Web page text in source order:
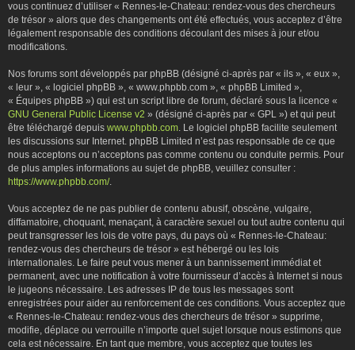
vous continuez d’utiliser « Rennes-le-Chateau: rendez-vous des chercheurs
de trésor » alors que des changements ont été effectués, vous acceptez d’être
légalement responsable des conditions découlant des mises à jour et/ou
modifications.
Nos forums sont développés par phpBB (désigné ci-après par « ils », « eux »,
« leur », « logiciel phpBB », « www.phpbb.com », « phpBB Limited »,
« Équipes phpBB ») qui est un script libre de forum, déclaré sous la licence «
GNU General Public License v2 » (désigné ci-après par « GPL ») et qui peut
être téléchargé depuis www.phpbb.com. Le logiciel phpBB facilite seulement
les discussions sur Internet. phpBB Limited n’est pas responsable de ce que
nous acceptons ou n’acceptons pas comme contenu ou conduite permis. Pour
de plus amples informations au sujet de phpBB, veuillez consulter :
https://www.phpbb.com/.
Vous acceptez de ne pas publier de contenu abusif, obscène, vulgaire,
diffamatoire, choquant, menaçant, à caractère sexuel ou tout autre contenu qui
peut transgresser les lois de votre pays, du pays où « Rennes-le-Chateau:
rendez-vous des chercheurs de trésor » est hébergé ou les lois
internationales. Le faire peut vous mener à un bannissement immédiat et
permanent, avec une notification à votre fournisseur d’accès à Internet si nous
le jugeons nécessaire. Les adresses IP de tous les messages sont
enregistrées pour aider au renforcement de ces conditions. Vous acceptez que
« Rennes-le-Chateau: rendez-vous des chercheurs de trésor » supprime,
modifie, déplace ou verrouille n’importe quel sujet lorsque nous estimons que
cela est nécessaire. En tant que membre, vous acceptez que toutes les